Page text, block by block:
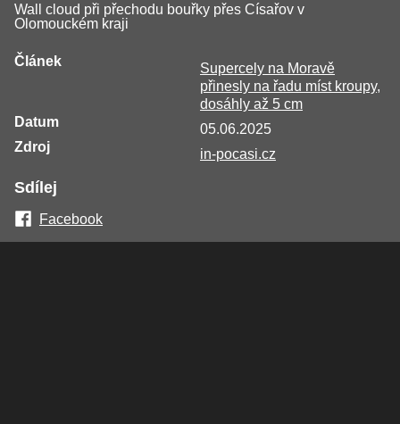
Wall cloud při přechodu bouřky přes Císařov v
Olomouckém kraji
Článek
Supercely na Moravě
přinesly na řadu míst kroupy,
dosáhly až 5 cm
Datum
05.06.2025
Zdroj
in-pocasi.cz
Sdílej
Facebook